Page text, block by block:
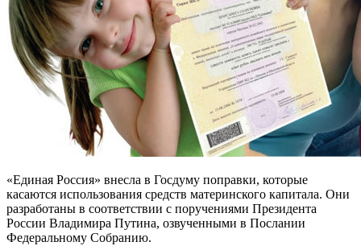
«Единая Россия» внесла в Госдуму поправки, которые
касаются использования средств материнского капитала. Они
разработаны в соответствии с поручениями Президента
России Владимира Путина, озвученными в Послании
Федеральному Собранию.